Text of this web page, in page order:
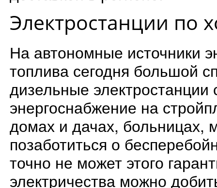
Электростанции по
На автономные источники
топлива сегодня большой
дизельные
энергоснабжение на
домах и дачах, больницах,
позаботиться о
точно не может этого
электричества можно